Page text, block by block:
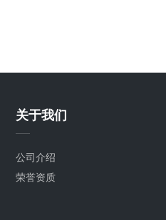
关于我们
公司介绍
荣誉资质